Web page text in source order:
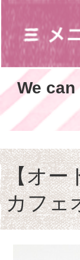
We
【オー
カフェ